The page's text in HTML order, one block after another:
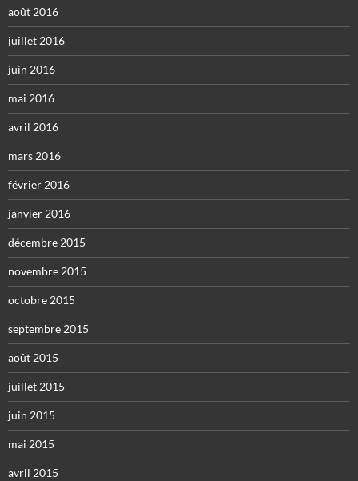
août 2016
juillet 2016
juin 2016
mai 2016
avril 2016
mars 2016
février 2016
janvier 2016
décembre 2015
novembre 2015
octobre 2015
septembre 2015
août 2015
juillet 2015
juin 2015
mai 2015
avril 2015